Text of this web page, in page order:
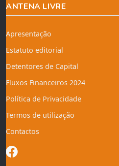
ANTENA LIVRE
Apresentação
Estatuto editorial
Detentores de Capital
Fluxos Financeiros 2024
Política de Privacidade
Termos de utilização
Contactos